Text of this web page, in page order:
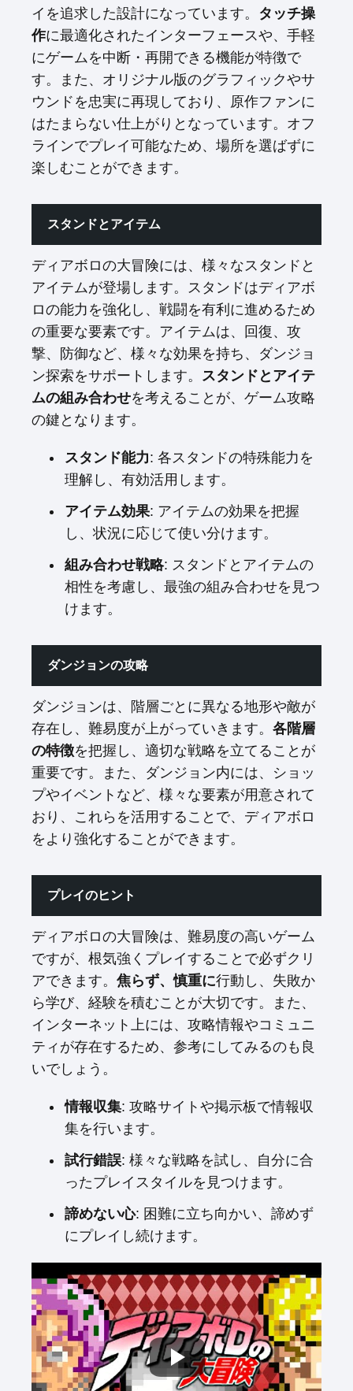
イを追求した設計になっています。 タッチ操
作に最適化されたインターフェースや、手軽
にゲームを中断・再開できる機能が特徴で
す。また、オリジナル版のグラフィックやサ
ウンドを忠実に再現しており、原作ファンに
はたまらない仕上がりとなっています。オフ
ラインでプレイ可能なため、場所を選ばずに
楽しむことができます。
スタンドとアイテム
ディアボロの大冒険には、様々なスタンドと
アイテムが登場します。スタンドはディアボ
ロの能力を強化し、戦闘を有利に進めるため
の重要な要素です。アイテムは、回復、攻
撃、防御など、様々な効果を持ち、ダンジョ
ン探索をサポートします。 スタンドとアイテ
ムの組み合わせを考えることが、ゲーム攻略
の鍵となります。
スタンド能力: 各スタンドの特殊能力を
理解し、有効活用します。
アイテム効果: アイテムの効果を把握
し、状況に応じて使い分けます。
組み合わせ戦略: スタンドとアイテムの
相性を考慮し、最強の組み合わせを見つ
けます。
ダンジョンの攻略
ダンジョンは、階層ごとに異なる地形や敵が
存在し、難易度が上がっていきます。 各階層
の特徴を把握し、適切な戦略を立てることが
重要です。また、ダンジョン内には、ショッ
プやイベントなど、様々な要素が用意されて
おり、これらを活用することで、ディアボロ
をより強化することができます。
プレイのヒント
ディアボロの大冒険は、難易度の高いゲーム
ですが、根気強くプレイすることで必ずクリ
アできます。 焦らず、慎重に行動し、失敗か
ら学び、経験を積むことが大切です。また、
インターネット上には、攻略情報やコミュニ
ティが存在するため、参考にしてみるのも良
いでしょう。
情報収集: 攻略サイトや掲示板で情報収
集を行います。
試行錯誤: 様々な戦略を試し、自分に合
ったプレイスタイルを見つけます。
諦めない心: 困難に立ち向かい、諦めず
にプレイし続けます。